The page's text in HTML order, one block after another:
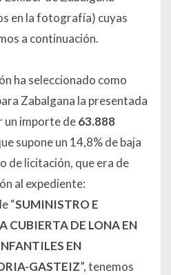
en la fotografía) cuyas
a continuación.
ha seleccionado como
Zabalgana la presentada
un importe de63.888
supone un 14,8% de baja
de licitación, que era de
al expediente:
“SUMINISTRO E
CUBIERTA DE LONA EN
EN
GASTEIZ”, tenemos